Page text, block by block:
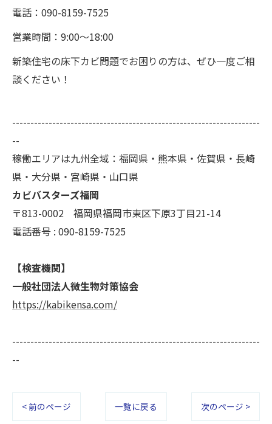
電話：090-8159-7525
営業時間：9:00～18:00
新築住宅の床下カビ問題でお困りの方は、ぜひ一度ご相
談ください！
--------------------------------------------------------------------
--
稼働エリアは九州全域：福岡県・熊本県・佐賀県・長崎
県・大分県・宮崎県・山口県
カビバスターズ福岡
〒813-0002 福岡県福岡市東区下原3丁目21-14
電話番号 : 090-8159-7525
【検査機関】
一般社団法人微生物対策協会
https://kabikensa.com/
--------------------------------------------------------------------
--
< 前のページ 一覧に戻る 次のページ >